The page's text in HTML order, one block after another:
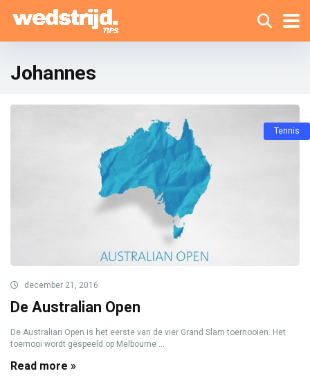
Johannes
Tennis
december 21, 2016
De Australian Open
De Australian Open is het eerste van de vier Grand Slam toernooien. Het
toernooi wordt gespeeld op Melbourne ...
Read more »